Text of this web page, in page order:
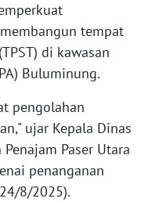
tempat
di kawasan
Buluminung.
pengolahan
ujar Kepala Dinas
Paser Utara
penanganan
8/2025).